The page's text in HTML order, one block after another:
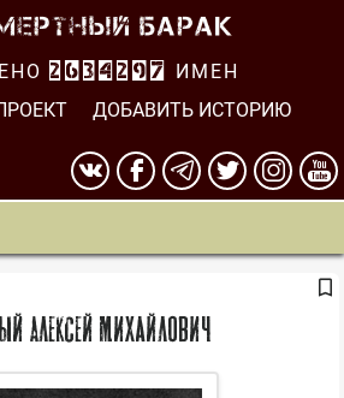
2634298
ИМЕН
ДОБАВИТЬ ИСТОРИЮ
Алексей Михайлович